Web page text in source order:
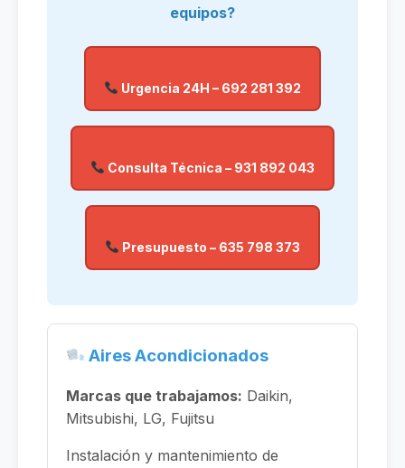
equipos?
Urgencia 24H – 692 281 392
Consulta Técnica – 931 892 043
Presupuesto – 635 798 373
Aires Acondicionados
Marcas que trabajamos: Daikin,
Mitsubishi, LG, Fujitsu
Instalación y mantenimiento de